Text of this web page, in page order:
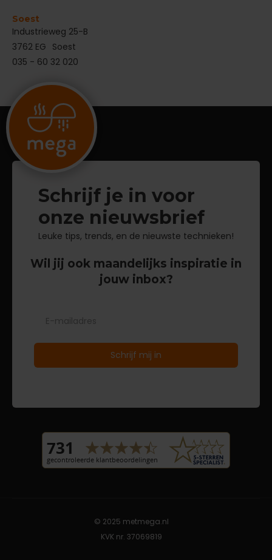
Soest
Industrieweg 25-B
3762 EG Soest
035 - 60 32 020
Schrijf je in voor
onze nieuwsbrief
Leuke tips, trends, en de nieuwste technieken!
Wil jij ook maandelijks inspiratie in
jouw inbox?
© 2025 metmega.nl
KVK nr. 37069819